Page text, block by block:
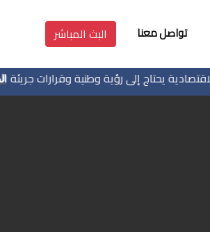
تواصل معنا البث المباشر
يحتاج إلى رؤية وطنية وقرارات جريئة